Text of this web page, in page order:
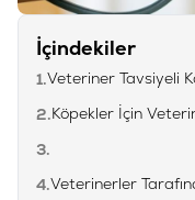
İçindekiler
1.Veteriner Tavsiyeli
2.Köpekler İçin
3.
4.Veterinerler